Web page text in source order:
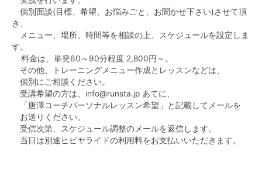
個別面談(目標、希望、お悩みごと、お聞かせ下さい)させて頂
き、
メニュー、場所、時間等を相談の上、スケジュールを設定しま
す。
料金は、単発60～90分程度 2,800円～。
その他、トレーニングメニュー作成とレッスンなどは、
個別にご相談ください。
受講希望の方は、 info@runsta.jp あてに、
「唐澤コーチパーソナルレッスン希望」と記載してメールを
お送りください。
受信次第、スケジュール調整のメールを返信します。
当日は別途ヒビヤライドの利用料をお支払いいただきます。